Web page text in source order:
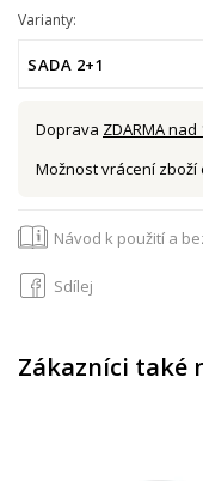
Varianty:
SADA 2+1
Doprava ZDARMA nad
Možnost vrácení zboží
Návod k použití a
Sdílej
Zákazníci také